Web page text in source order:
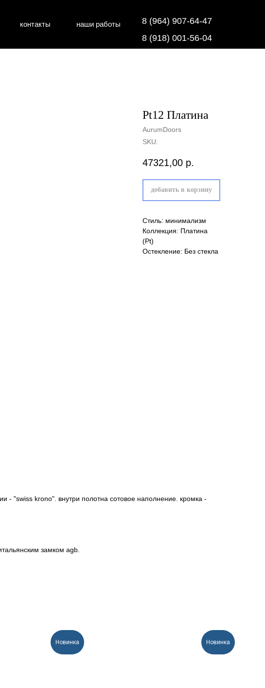
напольные покрытия
контакты
8 (918) 001-56-04
наши работы 8 (964) 907-64-47
Pt12 Платина
AurumDoors
SKU:
47321,00 р.
добавить в корзину
Стиль: минимализм
Коллекция: Платина
(Pt)
Остекление: Без стекла
- "swiss krono". внутри полотна сотовое наполнение. кромка -
замком agb.
Новинка Новинка